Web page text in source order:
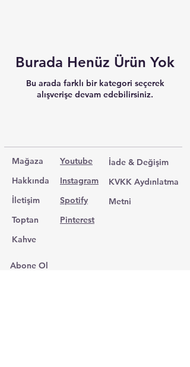
Burada Henüz Ürün Yok
Bu arada farklı bir kategori seçerek
alışverişe devam edebilirsiniz.
Mağaza
Hakkında
İletişim
Toptan
Kahve
Youtube
Instagram
Spotify
Pinterest
İade & Değişim
KVKK Aydınlatma
Metni
Abone Ol